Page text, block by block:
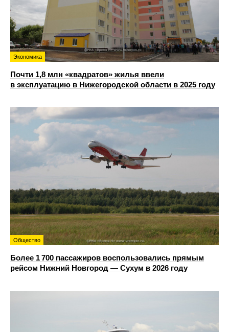
Экономика
Почти 1,8 млн «квадратов» жилья ввели
в эксплуатацию в Нижегородской области в 2025 году
Общество
Более 1 700 пассажиров воспользовались прямым
рейсом Нижний Новгород — Сухум в 2026 году